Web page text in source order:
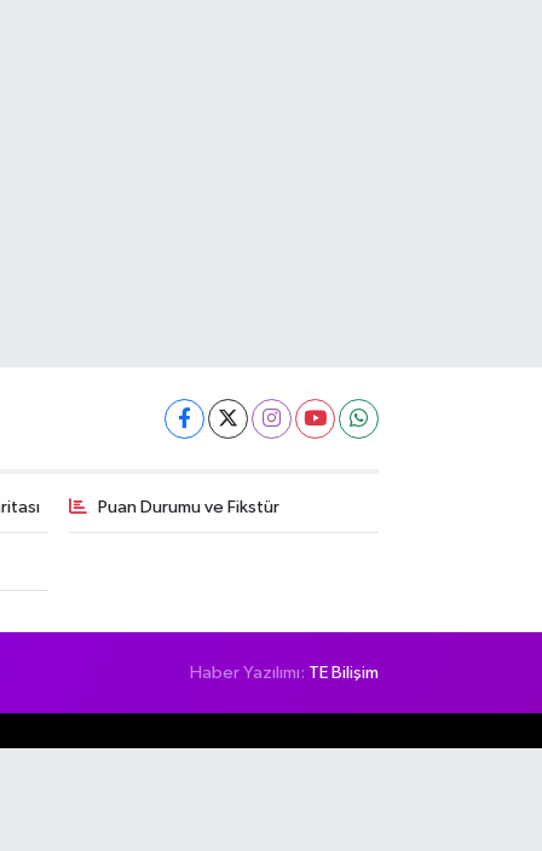
Puan Durumu ve Fikstür
Haber Yazılımı: TE Bilişim